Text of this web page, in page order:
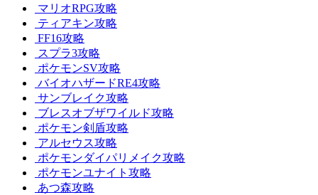
マリオRPG攻略
ティアキン攻略
FF16攻略
スプラ3攻略
ポケモンSV攻略
バイオハザードRE4攻略
サンブレイク攻略
ブレスオブザワイルド攻略
ポケモン剣盾攻略
アルセウス攻略
ポケモンダイパリメイク攻略
ポケモンユナイト攻略
あつ森攻略